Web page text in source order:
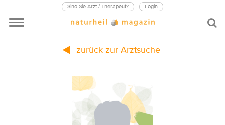
Sind Sie Arzt / Therapeut? Login
zurück zur Arztsuche